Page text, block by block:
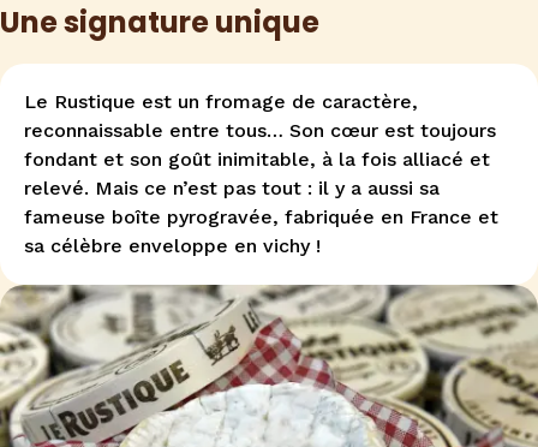
Une signature unique
Le Rustique est un fromage de caractère,
reconnaissable entre tous… Son cœur est toujours
fondant et son goût inimitable, à la fois alliacé et
relevé. Mais ce n’est pas tout : il y a aussi sa
fameuse boîte pyrogravée, fabriquée en France et
sa célèbre enveloppe en vichy !